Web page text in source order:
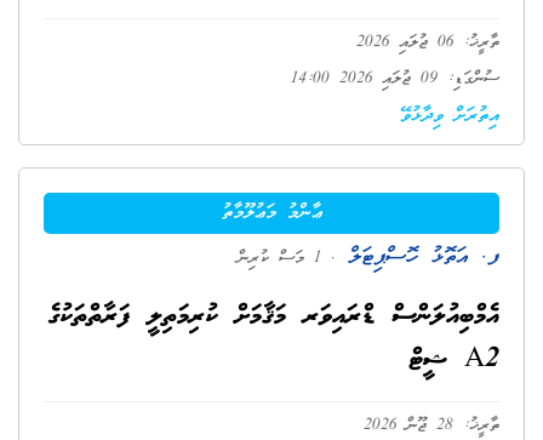
ތާރީޚު: 06 ޖުލައި 2026
ސުންގަޑި: 09 ޖުލައި 2026 14:00
އިތުރަށް ވިދާޅުވޭ
ޢާންމު މަޢުލޫމާތު
ފ. އަތޮޅު ހޮސްޕިޓަލް . 1 މަސް ކުރިން
އެމްބިއުލަންސް ޑްރައިވަރ މަޤާމަށް ކުރިމަތިލީ ފަރާތްތަކުގެ
A2 ޝީޓް
ތާރީޚު: 28 ޖޫން 2026